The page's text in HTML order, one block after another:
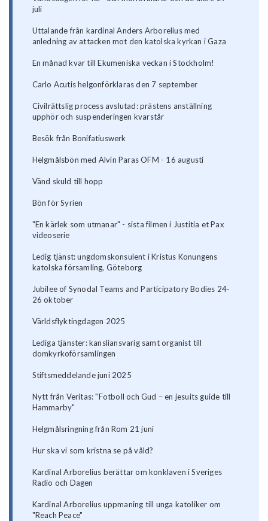
juli
Uttalande från kardinal Anders Arborelius med
anledning av attacken mot den katolska kyrkan i Gaza
En månad kvar till Ekumeniska veckan i Stockholm!
Carlo Acutis helgonförklaras den 7 september
Civilrättslig process avslutad: prästens anställning
upphör och suspenderingen kvarstår
Besök från Bonifatiuswerk
Helgmålsbön med Alvin Paras OFM - 16 augusti
Vänd skuld till hopp
Bön för Syrien
"En kärlek som utmanar" - sista filmen i Justitia et Pax
videoserie
Ledig tjänst: ungdomskonsulent i Kristus Konungens
katolska församling, Göteborg
Jubilee of Synodal Teams and Participatory Bodies 24-
26 oktober
Världsflyktingdagen 2025
Lediga tjänster: kansliansvarig samt organist till
domkyrkoförsamlingen
Stiftsmeddelande juni 2025
Nytt från Veritas: "Fotboll och Gud – en jesuits guide till
Hammarby"
Helgmålsringning från Rom 21 juni
Hur ska vi som kristna se på våld?
Kardinal Arborelius berättar om konklaven i Sveriges
Radio och Dagen
Kardinal Arborelius uppmaning till unga katoliker om
"Reach Peace"